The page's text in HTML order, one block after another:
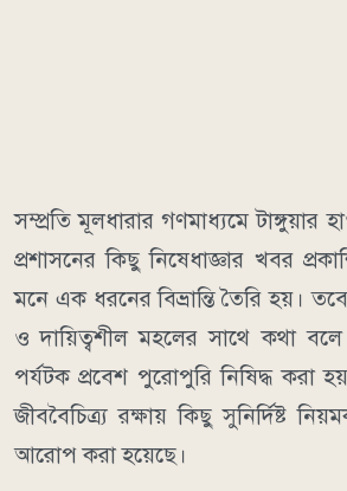
​সম্প্রতি মূলধারার গণমাধ্যমে টাঙ্গুয়ার
প্রশাসনের কিছু নিষেধাজ্ঞার খবর
মনে এক ধরনের বিভ্রান্তি তৈরি হয়।
ও দায়িত্বশীল মহলের সাথে কথা
পর্যটক প্রবেশ পুরোপুরি নিষিদ্ধ করা
জীববৈচিত্র্য রক্ষায় কিছু সুনির্দিষ্ট
আরোপ করা হয়েছে।